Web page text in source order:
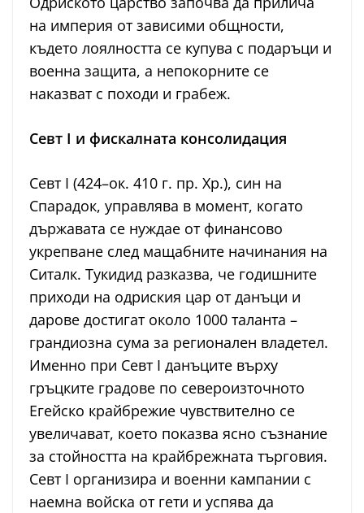
на империя от зависими общности,
където лоялността се купува с подаръци и
военна защита, а непокорните се
наказват с походи и грабеж.
Севт I и фискалната консолидация
Севт I (424–ок. 410 г. пр. Хр.), син на
Спарадок, управлява в момент, когато
държавата се нуждае от финансово
укрепване след мащабните начинания на
Ситалк. Тукидид разказва, че годишните
приходи на одриския цар от данъци и
дарове достигат около 1000 таланта –
грандиозна сума за регионален владетел.
Именно при Севт I данъците върху
гръцките градове по североизточното
Егейско крайбрежие чувствително се
увеличават, което показва ясно съзнание
за стойността на крайбрежната търговия.
Севт I организира и военни кампании с
наемна войска от гети и успява да